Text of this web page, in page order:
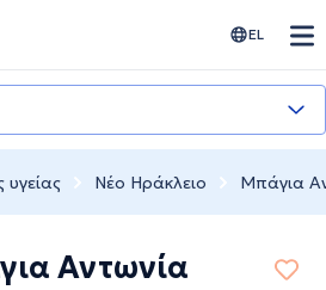
EL
υγείας Νέο Ηράκλειο Μπάγια
Αντωνία